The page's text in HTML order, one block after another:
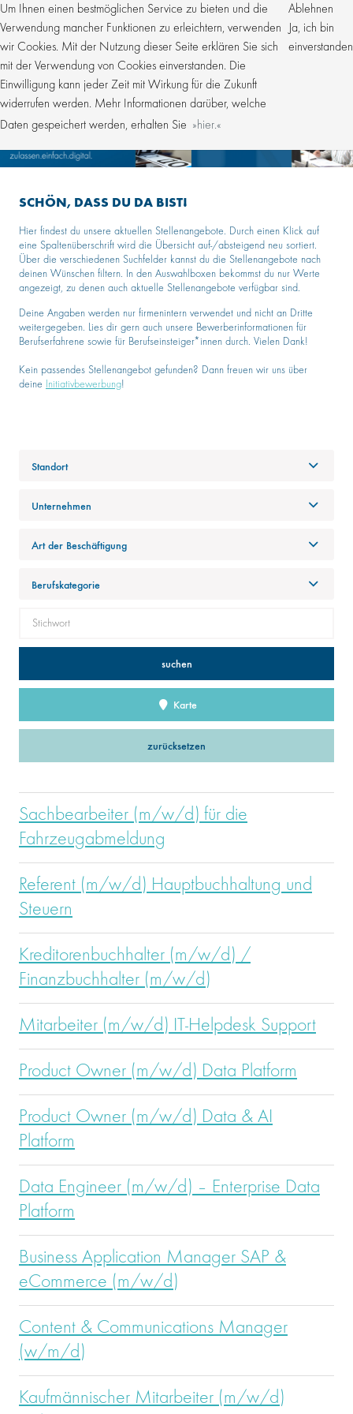
Um Ihnen einen bestmöglichen Service zu bieten und die
Verwendung mancher Funktionen zu erleichtern, verwenden
wir Cookies. Mit der Nutzung dieser Seite erklären Sie sich
mit der Verwendung von Cookies einverstanden. Die
Einwilligung kann jeder Zeit mit Wirkung für die Zukunft
widerrufen werden. Mehr Informationen darüber, welche
Daten gespeichert werden, erhalten Sie
hier.
Ablehnen
Ja, ich bin
einverstanden
SCHÖN, DASS DU DA BIST!
Hier findest du unsere aktuellen Stellenangebote. Durch einen Klick auf
eine Spaltenüberschrift wird die Übersicht auf-/absteigend neu sortiert.
Über die verschiedenen Suchfelder kannst du die Stellenangebote nach
deinen Wünschen filtern. In den Auswahlboxen bekommst du nur Werte
angezeigt, zu denen auch aktuelle Stellenangebote verfügbar sind.
Deine Angaben werden nur firmenintern verwendet und nicht an Dritte
weitergegeben. Lies dir gern auch unsere Bewerberinformationen für
Berufserfahrene sowie für Berufseinsteiger*innen durch. Vielen Dank!
Kein passendes Stellenangebot gefunden? Dann freuen wir uns über
deine
Initiativbewerbung!
Standort
Unternehmen
Art der Beschäftigung
Berufskategorie
zurücksetzen
Karte
suchen
Sachbearbeiter (m/w/d) für die
Fahrzeugabmeldung
Referent (m/w/d) Hauptbuchhaltung und
Steuern
Kreditorenbuchhalter (m/w/d) /
Finanzbuchhalter (m/w/d)
Mitarbeiter (m/w/d) IT-Helpdesk Support
Product Owner (m/w/d) Data Platform
Product Owner (m/w/d) Data & AI
Platform
Data Engineer (m/w/d) – Enterprise Data
Platform
Business Application Manager SAP &
eCommerce (m/w/d)
Content & Communications Manager
(w/m/d)
Kaufmännischer Mitarbeiter (m/w/d)